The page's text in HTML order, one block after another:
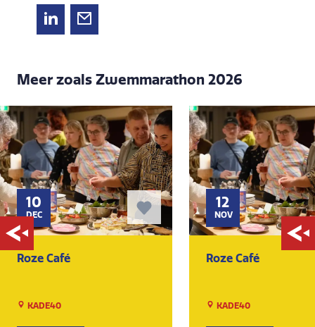
Meer zoals Zwemmarathon 2026
10
DEC
Roze Café
KADE40
12
NOV
Roze Café
KADE40